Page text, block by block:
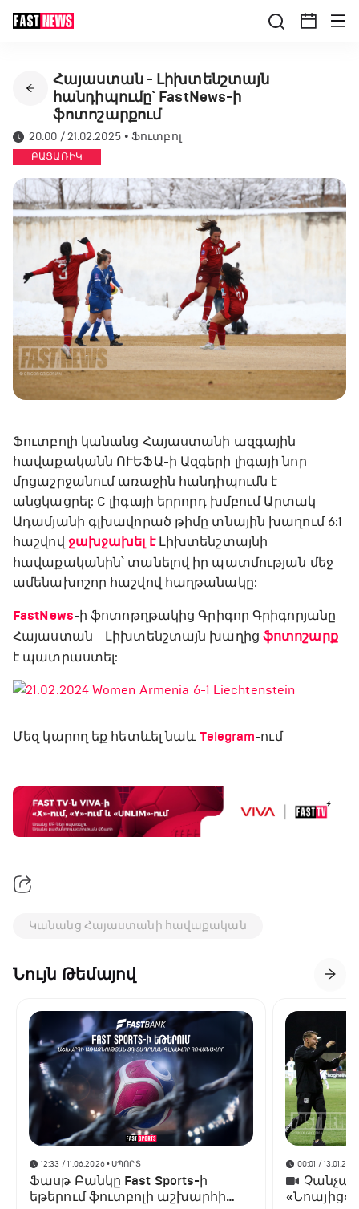
Հայաստան - Լիխտենշտայն
հանդիպումը` FastNews-ի
ֆոտոշարքում
20:00 / 21.02.2025 •Ֆուտբոլ
ԲԱՑԱՌԻԿ
Ֆուտբոլի կանանց Հայաստանի ազգային
հավաքականն ՈՒԵՖԱ-ի Ազգերի լիգայի նոր
մրցաշրջանում առաջին հանդիպումն է
անցկացրել: C լիգայի երրորդ խմբում Արտակ
Ադամյանի գլխավորած թիմը տնային խաղում 6:1
հաշվով ջախջախել էԼիխտենշտայնի
հավաքականին՝ տանելով իր պատմության մեջ
ամենախոշոր հաշվով հաղթանակը:
FastNews-ի ֆոտոթղթակից Գրիգոր Գրիգորյանը
Հայաստան - Լիխտենշտայն խաղից ֆոտոշարք
է պատրաստել:
Մեզ կարող եք հետևել նաև Telegram-ում
Կանանց Հայաստանի հավաքական
Նույն Թեմայով
12:33 / 11.06.2026• ՍՊՈՐՏ
Ֆասթ Բանկը Fast Sports-ի
եթերում ֆուտբոլի աշխարհի
00:01 /
«Նոայից»